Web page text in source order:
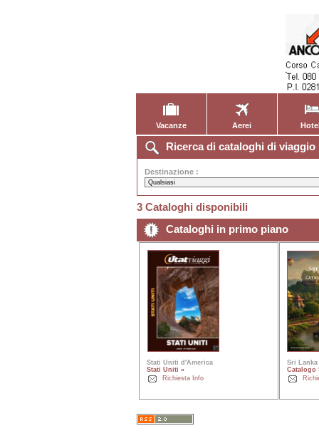
Vacanze Aerei
Ricerca di cataloghi di viaggio
Destinazione :
3 Cataloghi disponibili
Cataloghi in primo piano
Stati Uniti d'America
Stati Uniti »
Richiesta Info
Sri Lanka
Catalogo